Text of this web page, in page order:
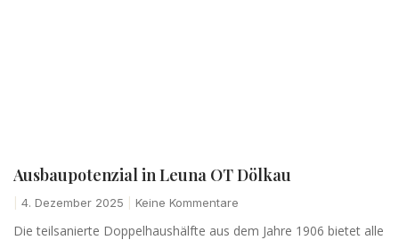
Ausbaupotenzial in Leuna OT Dölkau
4. Dezember 2025 Keine Kommentare
Die teilsanierte Doppelhaushälfte aus dem Jahre 1906 bietet alle